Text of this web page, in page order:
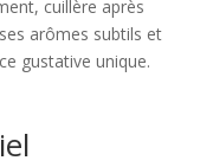
cuillère après
arômes subtils et
gustative unique.